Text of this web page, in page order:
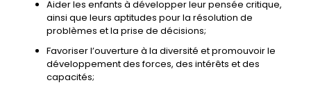
Aider les enfants à développer leur pensée critique,
ainsi que leurs aptitudes pour la résolution de
problèmes et la prise de décisions;
Favoriser l’ouverture à la diversité et promouvoir le
développement des forces, des intérêts et des
capacités;